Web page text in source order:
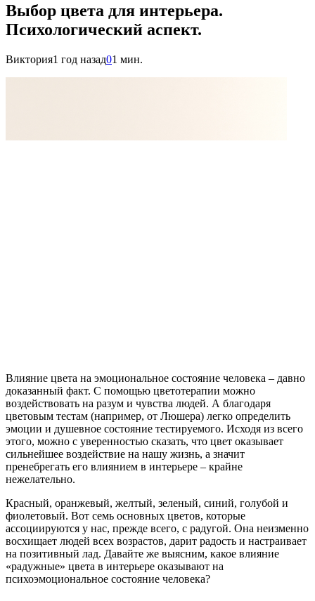
Выбор цвета для интерьера.
Психологический аспект.
Виктория1 год назад01 мин.
Влияние цвета на эмоциональное состояние человека – давно
доказанный факт. С помощью цветотерапии можно
воздействовать на разум и чувства людей. А благодаря
цветовым тестам (например, от Люшера) легко определить
эмоции и душевное состояние тестируемого. Исходя из всего
этого, можно с уверенностью сказать, что цвет оказывает
сильнейшее воздействие на нашу жизнь, а значит
пренебрегать его влиянием в интерьере – крайне
нежелательно.
Красный, оранжевый, желтый, зеленый, синий, голубой и
фиолетовый. Вот семь основных цветов, которые
ассоциируются у нас, прежде всего, с радугой. Она неизменно
восхищает людей всех возрастов, дарит радость и настраивает
на позитивный лад. Давайте же выясним, какое влияние
«радужные» цвета в интерьере оказывают на
психоэмоциональное состояние человека?